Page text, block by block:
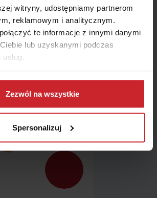
witryny, udostępniamy partnerom
reklamowym i analitycznym.
te informacje z innymi danymi
lub uzyskanymi podczas
na temat tego, kim jesteśmy, jak
skontaktować i w jaki sposób
osobowe w ramachPolityki
Zezwól na wszystkie
Spersonalizuj
Nasi konsultanci
dbają o
zadowolenie